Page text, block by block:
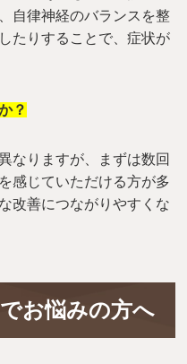
自律神経のバランスを整
たりすることで、症状が
？
なりますが、まずは数回
感じていただける方が多
改善につながりやすくな
お悩みの方へ